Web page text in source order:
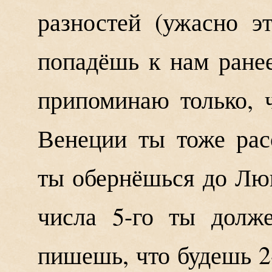
разностей (ужасно
попадёшь к нам
припоминаю
Венеции ты тоже
ты обернёшься до
числа 5-го ты
пишешь, что будешь